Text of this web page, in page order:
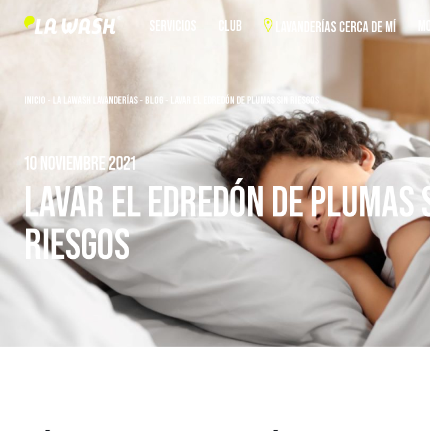
SERVICIOS CLUB LAVANDERÍAS CERCA DE MÍ
INICIO - LA LAWASH LAVANDERÍAS - BLOG - LAVAR EL EDREDÓN DE PLUMAS SIN RIESGOS
10 NOVIEMBRE 2021
LAVAR EL EDREDÓN DE PLUMAS
RIESGOS